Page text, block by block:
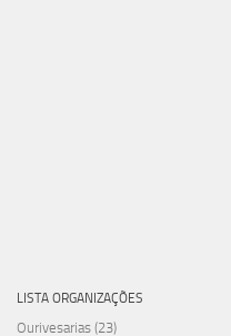
LISTA ORGANIZAÇÕES
Ourivesarias (23)